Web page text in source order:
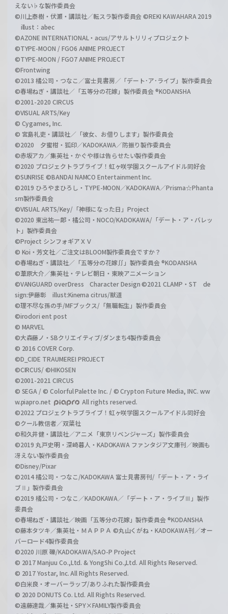
えない♭な製作委員会
©川上泰樹・伏瀬・講談社／転スラ製作委員会 ©REKI KAWAHARA 2019
illust：abec
©AZONE INTERNATIONAL・acus/アサルトリリィプロジェクト
©TYPE-MOON / FGO6 ANIME PROJECT
©TYPE-MOON / FGO7 ANIME PROJECT
©Frontwing
©2013 橘公司・つなこ／富士見書房／「デート･ア･ライブ」製作委員会
©春場ねぎ・講談社／「五等分の花嫁」製作委員会 ®KODANSHA
©2001-2020 CIRCUS
©VISUAL ARTS/Key
© Cygames, Inc.
© 宮島礼吏・講談社／「彼女、お借りします」製作委員会
©2020 夕蜜柑・狐印／KADOKAWA／防振り製作委員会
©赤坂アカ／集英社・かぐや様は告らせたい製作委員会
©2020 プロジェクトラブライブ！虹ヶ咲学園スクールアイドル同好会
©SUNRISE ©BANDAI NAMCO Entertainment Inc.
©2019 ひろやまひろし・TYPE-MOON／KADOKAWA／Prisma☆Phanta
sm製作委員会
©VISUAL ARTS/Key/「神様になった日」Project
©2020 東出祐一郎・橘公司・NOCO/KADOKAWA/「デート・ア・バレッ
ト」製作委員会
©Project シンフォギアＸＶ
© Koi・芳文社／ご注文はBLOOM製作委員会ですか？
©春場ねぎ・講談社／「五等分の花嫁∬」製作委員会 ®KODANSHA
©葦原大介／集英社・テレビ朝日・東映アニメーション
©VANGUARD overDress Character Design ©2021 CLAMP・ST de
sign:伊藤彰 illust:Kinema citrus/獣道
©理不尽な孫の手/MFブックス/「無職転生」製作委員会
©irodori ent post
© MARVEL
©大森藤ノ・SBクリエイティブ/ダンまち4製作委員会
© 2016 COVER Corp.
©D_CIDE TRAUMEREI PROJECT
©CIRCUS/ ©HIKOSEN
©2001-2021 CIRCUS
© SEGA / © Colorful Palette Inc. / © Crypton Future Media, INC. ww
w.piapro.net
All rights reserved.
©2022 プロジェクトラブライブ！虹ヶ咲学園スクールアイドル同好会
©クール教信者／双葉社
©和久井健・講談社／アニメ「東京リベンジャーズ」製作委員会
©2019 丸戸史明・深崎暮人・KADOKAWA ファンタジア文庫刊／映画も
冴えない製作委員会
©Disney/Pixar
©2014 橘公司・つなこ/KADOKAWA 富士見書房刊/「デート・ア・ライ
ブⅡ」製作委員会
©2019 橘公司・つなこ／KADOKAWA／「デート・ア・ライブⅢ」製作
委員会
©春場ねぎ・講談社／映画「五等分の花嫁」製作委員会 ®KODANSHA
©藤本タツキ／集英社・ＭＡＰＰＡ ©丸山くがね・KADOKAWA刊／オー
バーロード4製作委員会
©2020 川原 礫/KADOKAWA/SAO-P Project
© 2017 Manjuu Co.,Ltd. & YongShi Co.,Ltd. All Rights Reserved.
© 2017 Yostar, Inc. All Rights Reserved.
©白米良・オーバーラップ/ありふれた製作委員会
© 2020 DONUTS Co. Ltd. All Rights Reserved.
©遠藤達哉／集英社・SPY×FAMILY製作委員会